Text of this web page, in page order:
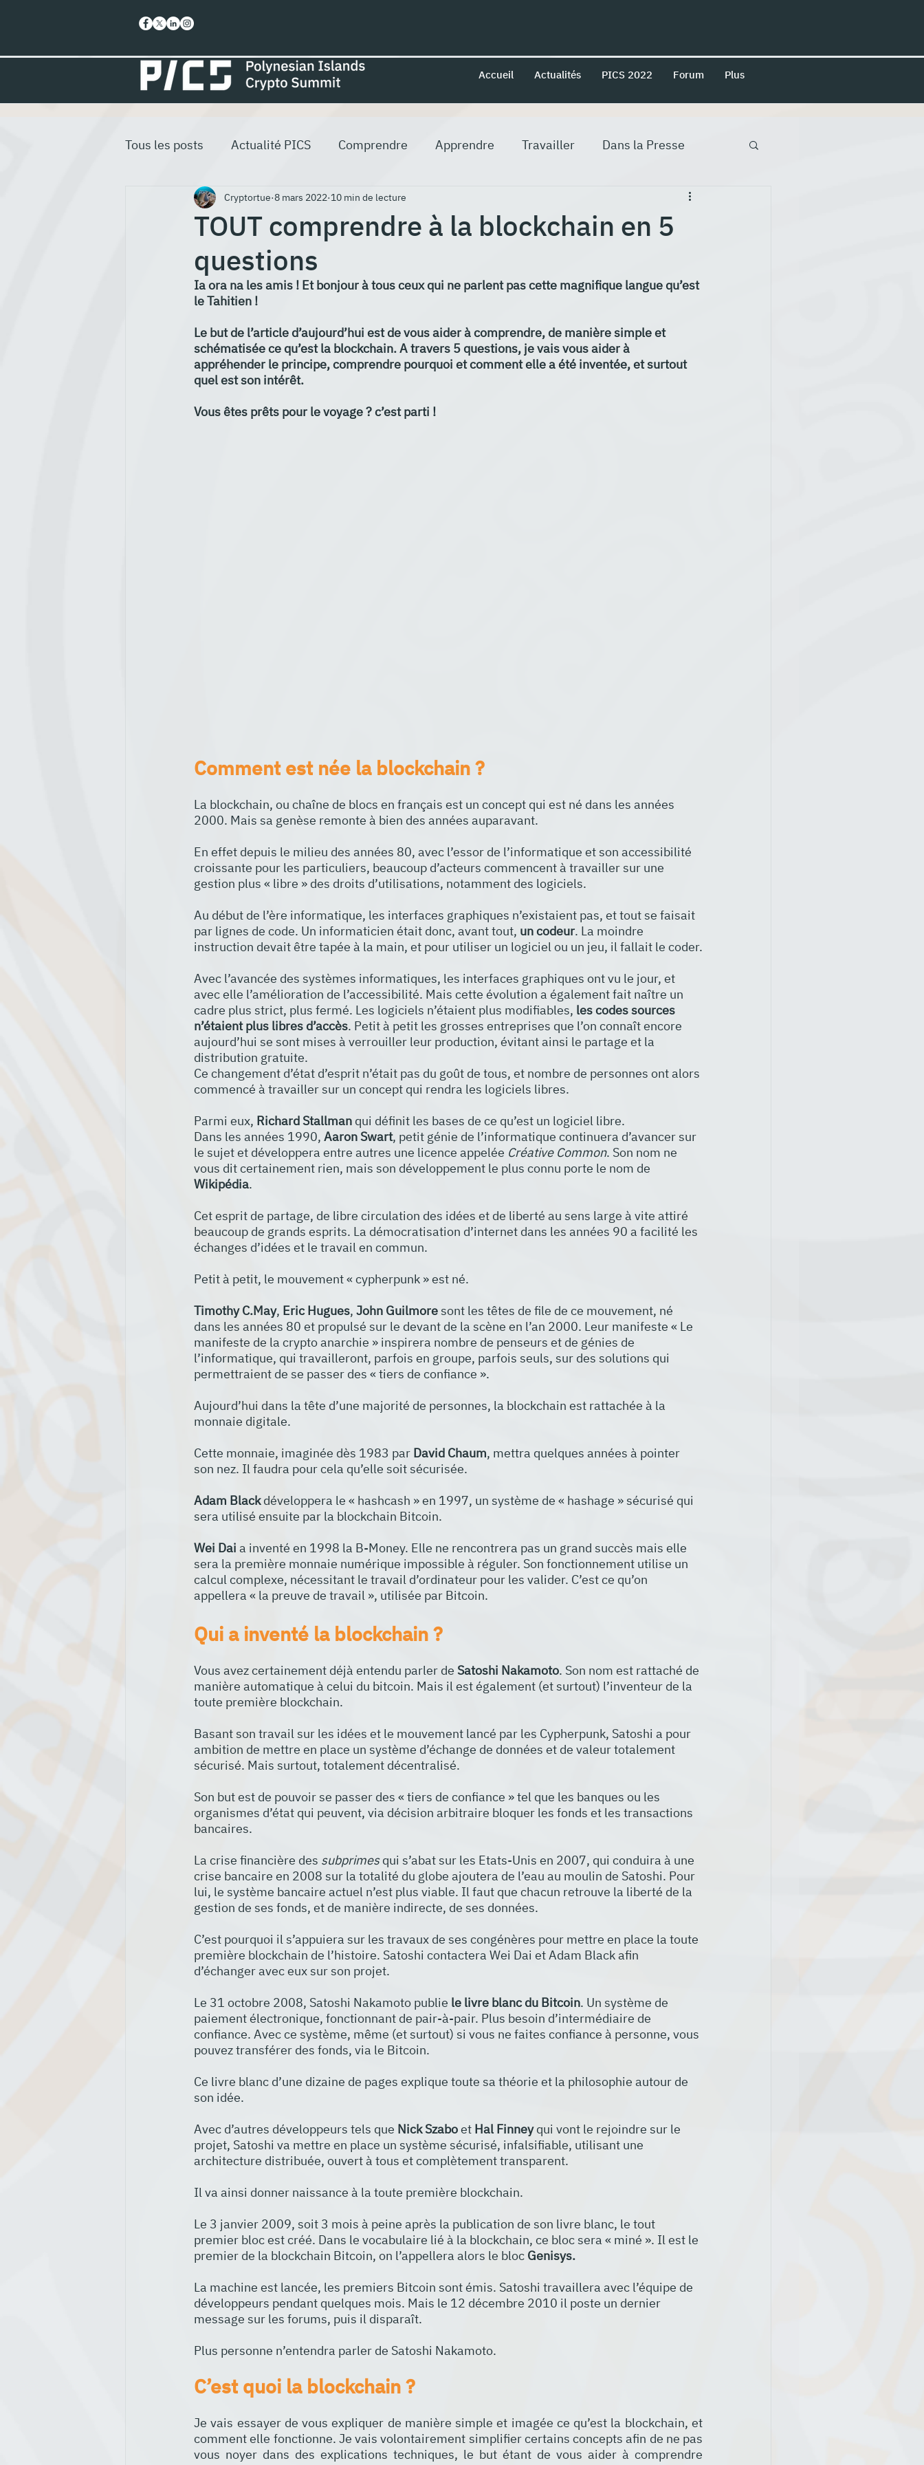
Tous les posts Actualité PICS Comprendre Apprendre Travailler Dans la Presse
TOUT comprendre à la blockchain en 5
questions
Cryptortue 8 mars 2022 10 min de lecture
Ia ora na les amis ! Et bonjour à tous ceux qui ne parlent pas cette magnifique langue qu’est
le Tahitien !
Le but de l’article d’aujourd’hui est de vous aider à comprendre, de manière simple et
schématisée ce qu’est la blockchain. A travers 5 questions, je vais vous aider à
appréhender le principe, comprendre pourquoi et comment elle a été inventée, et surtout
quel est son intérêt.
Vous êtes prêts pour le voyage ? c’est parti !
Comment est née la blockchain ?
La blockchain, ou chaîne de blocs en français est un concept qui est né dans les années
2000. Mais sa genèse remonte à bien des années auparavant.
En effet depuis le milieu des années 80, avec l’essor de l’informatique et son accessibilité
croissante pour les particuliers, beaucoup d’acteurs commencent à travailler sur une
gestion plus « libre » des droits d’utilisations, notamment des logiciels.
Au début de l’ère informatique, les interfaces graphiques n’existaient pas, et tout se faisait
par lignes de code. Un informaticien était donc, avant tout, un codeur. La moindre
instruction devait être tapée à la main, et pour utiliser un logiciel ou un jeu, il fallait le coder.
Avec l’avancée des systèmes informatiques, les interfaces graphiques ont vu le jour, et
avec elle l’amélioration de l’accessibilité. Mais cette évolution a également fait naître un
cadre plus strict, plus fermé. Les logiciels n’étaient plus modifiables, les codes sources
n’étaient plus libres d’accès. Petit à petit les grosses entreprises que l’on connaît encore
aujourd’hui se sont mises à verrouiller leur production, évitant ainsi le partage et la
distribution gratuite.
Ce changement d’état d’esprit n’était pas du goût de tous, et nombre de personnes ont alors
commencé à travailler sur un concept qui rendra les logiciels libres.
Parmi eux, Richard Stallman qui définit les bases de ce qu’est un logiciel libre.
Dans les années 1990, Aaron Swart, petit génie de l’informatique continuera d’avancer sur
le sujet et développera entre autres une licence appelée Créative Common. Son nom ne
vous dit certainement rien, mais son développement le plus connu porte le nom de
Wikipédia.
Cet esprit de partage, de libre circulation des idées et de liberté au sens large à vite attiré
beaucoup de grands esprits. La démocratisation d’internet dans les années 90 a facilité les
échanges d’idées et le travail en commun.
Petit à petit, le mouvement « cypherpunk » est né.
Timothy C.May, Eric Hugues, John Guilmore sont les têtes de file de ce mouvement, né
dans les années 80 et propulsé sur le devant de la scène en l’an 2000. Leur manifeste « Le
manifeste de la crypto anarchie » inspirera nombre de penseurs et de génies de
l’informatique, qui travailleront, parfois en groupe, parfois seuls, sur des solutions qui
permettraient de se passer des « tiers de confiance ».
Aujourd’hui dans la tête d’une majorité de personnes, la blockchain est rattachée à la
monnaie digitale.
Cette monnaie, imaginée dès 1983 par David Chaum, mettra quelques années à pointer
son nez. Il faudra pour cela qu’elle soit sécurisée.
Adam Black développera le « hashcash » en 1997, un système de « hashage » sécurisé qui
sera utilisé ensuite par la blockchain Bitcoin.
Wei Dai a inventé en 1998 la B-Money. Elle ne rencontrera pas un grand succès mais elle
sera la première monnaie numérique impossible à réguler. Son fonctionnement utilise un
calcul complexe, nécessitant le travail d’ordinateur pour les valider. C’est ce qu’on
appellera « la preuve de travail », utilisée par Bitcoin.
Qui a inventé la blockchain ?
Vous avez certainement déjà entendu parler de Satoshi Nakamoto. Son nom est rattaché de
manière automatique à celui du bitcoin. Mais il est également (et surtout) l’inventeur de la
toute première blockchain.
Basant son travail sur les idées et le mouvement lancé par les Cypherpunk, Satoshi a pour
ambition de mettre en place un système d’échange de données et de valeur totalement
sécurisé. Mais surtout, totalement décentralisé.
Son but est de pouvoir se passer des « tiers de confiance » tel que les banques ou les
organismes d’état qui peuvent, via décision arbitraire bloquer les fonds et les transactions
bancaires.
La crise financière des subprimes qui s’abat sur les Etats-Unis en 2007, qui conduira à une
crise bancaire en 2008 sur la totalité du globe ajoutera de l’eau au moulin de Satoshi. Pour
lui, le système bancaire actuel n’est plus viable. Il faut que chacun retrouve la liberté de la
gestion de ses fonds, et de manière indirecte, de ses données.
C’est pourquoi il s’appuiera sur les travaux de ses congénères pour mettre en place la toute
première blockchain de l’histoire. Satoshi contactera Wei Dai et Adam Black afin
d’échanger avec eux sur son projet.
Le 31 octobre 2008, Satoshi Nakamoto publie le livre blanc du Bitcoin. Un système de
paiement électronique, fonctionnant de pair-à-pair. Plus besoin d’intermédiaire de
confiance. Avec ce système, même (et surtout) si vous ne faites confiance à personne, vous
pouvez transférer des fonds, via le Bitcoin.
Ce livre blanc d’une dizaine de pages explique toute sa théorie et la philosophie autour de
son idée.
Avec d’autres développeurs tels que Nick Szabo et Hal Finney qui vont le rejoindre sur le
projet, Satoshi va mettre en place un système sécurisé, infalsifiable, utilisant une
architecture distribuée, ouvert à tous et complètement transparent.
Il va ainsi donner naissance à la toute première blockchain.
Le 3 janvier 2009, soit 3 mois à peine après la publication de son livre blanc, le tout
premier bloc est créé. Dans le vocabulaire lié à la blockchain, ce bloc sera « miné ». Il est le
premier de la blockchain Bitcoin, on l’appellera alors le bloc Genisys.
La machine est lancée, les premiers Bitcoin sont émis. Satoshi travaillera avec l’équipe de
développeurs pendant quelques mois. Mais le 12 décembre 2010 il poste un dernier
message sur les forums, puis il disparaît.
Plus personne n’entendra parler de Satoshi Nakamoto.
C’est quoi la blockchain ?
Je vais essayer de vous expliquer de manière simple et imagée ce qu’est la blockchain, et
comment elle fonctionne. Je vais volontairement simplifier certains concepts afin de ne pas
vous noyer dans des explications techniques, le but étant de vous aider à comprendre
Accueil Actualités PICS 2022 Forum Plus